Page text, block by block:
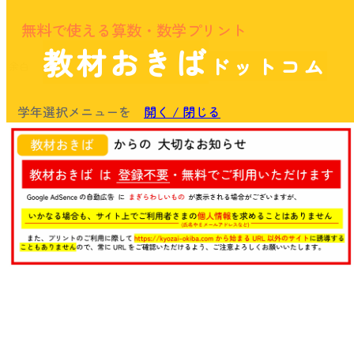
無料で使える算数・数学プリント
教材おきば ドットコム
学年選択メニューを 開く / 閉じる